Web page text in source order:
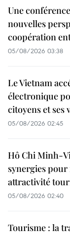
Une
nouvelles
coopération
05/08/2026 03:38
Le Vietnam
électronique
citoyens et ses
05/08/2026 02:45
Hô Chi Minh-
synergies
attractivité
05/08/2026 02:40
Tourisme : la